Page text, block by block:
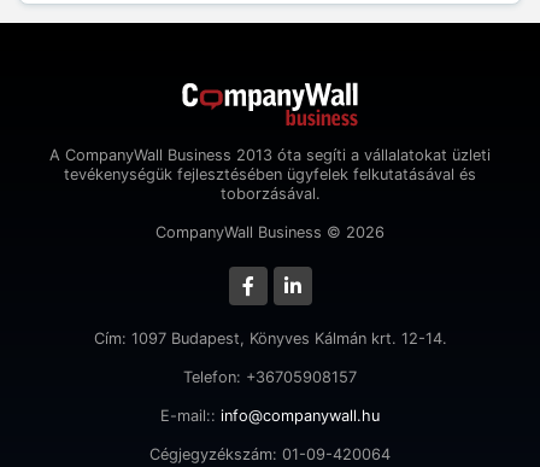
A CompanyWall Business 2013 óta segíti a vállalatokat üzleti
tevékenységük fejlesztésében ügyfelek felkutatásával és
toborzásával.
CompanyWall Business © 2026
Cím: 1097 Budapest, Könyves Kálmán krt. 12-14.
Telefon: +36705908157
E-mail:: info@companywall.hu
Cégjegyzékszám: 01-09-420064